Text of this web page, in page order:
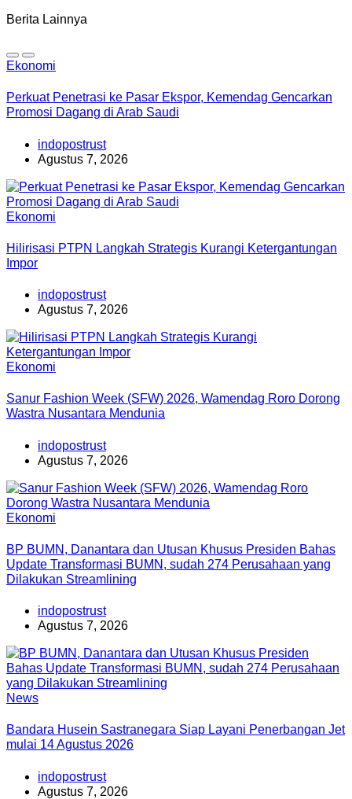
Berita Lainnya
Ekonomi
Perkuat Penetrasi ke Pasar Ekspor, Kemendag Gencarkan
Promosi Dagang di Arab Saudi
indopostrust
Agustus 7, 2026
Ekonomi
Hilirisasi PTPN Langkah Strategis Kurangi Ketergantungan
Impor
indopostrust
Agustus 7, 2026
Ekonomi
Sanur Fashion Week (SFW) 2026, Wamendag Roro Dorong
Wastra Nusantara Mendunia
indopostrust
Agustus 7, 2026
Ekonomi
BP BUMN, Danantara dan Utusan Khusus Presiden Bahas
Update Transformasi BUMN, sudah 274 Perusahaan yang
Dilakukan Streamlining
indopostrust
Agustus 7, 2026
News
Bandara Husein Sastranegara Siap Layani Penerbangan Jet
mulai 14 Agustus 2026
indopostrust
Agustus 7, 2026